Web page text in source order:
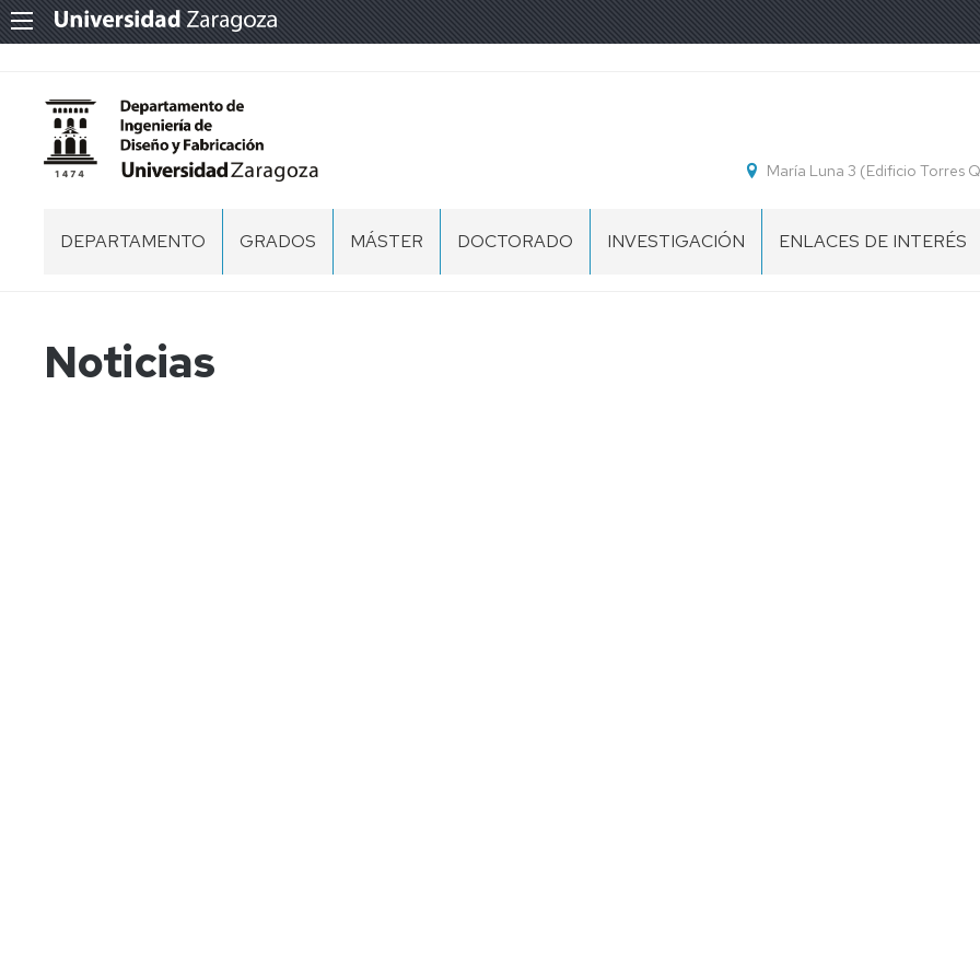
María Luna 3 (Edificio Torres
DEPARTAMENTO
ÁREAS
GRADOS MÁSTER DOCTORADO INVESTIGACIÓN ENLACES DE INTERÉS
Noticias